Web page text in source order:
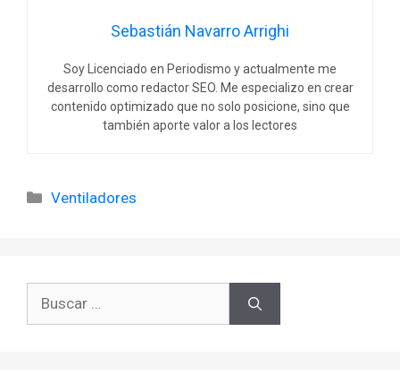
Sebastián Navarro Arrighi
Soy Licenciado en Periodismo y actualmente me
desarrollo como redactor SEO. Me especializo en crear
contenido optimizado que no solo posicione, sino que
también aporte valor a los lectores
Categorías
Ventiladores